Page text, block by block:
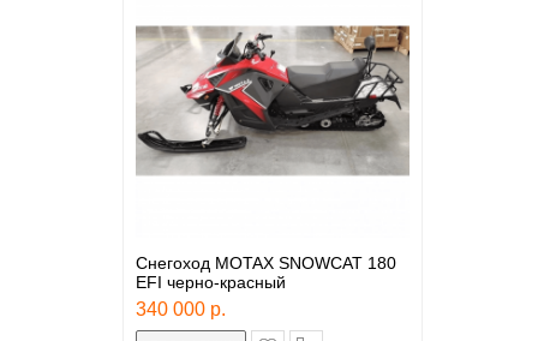
Снегоход MOTAX SNOWCAT 180
EFI черно-красный
340 000 р.